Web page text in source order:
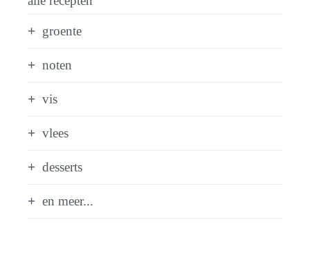
groente
noten
vis
vlees
desserts
en meer...